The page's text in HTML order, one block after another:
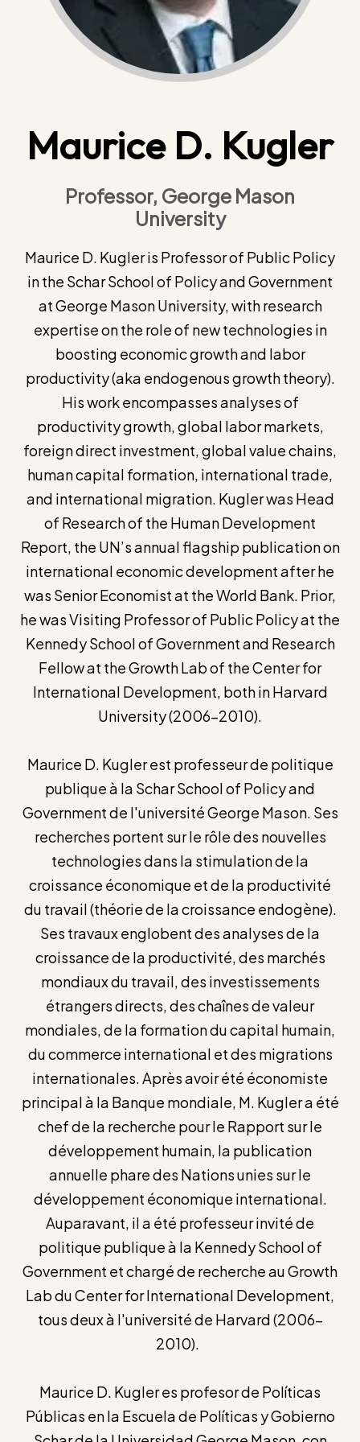
Maurice D. Kugler
Professor, George Mason
University
Maurice D. Kugler is Professor of Public Policy
in the Schar School of Policy and Government
at George Mason University, with research
expertise on the role of new technologies in
boosting economic growth and labor
productivity (aka endogenous growth theory).
His work encompasses analyses of
productivity growth, global labor markets,
foreign direct investment, global value chains,
human capital formation, international trade,
and international migration. Kugler was Head
of Research of the Human Development
Report, the UN’s annual flagship publication on
international economic development after he
was Senior Economist at the World Bank. Prior,
he was Visiting Professor of Public Policy at the
Kennedy School of Government and Research
Fellow at the Growth Lab of the Center for
International Development, both in Harvard
University (2006-2010).
Maurice D. Kugler est professeur de politique
publique à la Schar School of Policy and
Government de l'université George Mason. Ses
recherches portent sur le rôle des nouvelles
technologies dans la stimulation de la
croissance économique et de la productivité
du travail (théorie de la croissance endogène).
Ses travaux englobent des analyses de la
croissance de la productivité, des marchés
mondiaux du travail, des investissements
étrangers directs, des chaînes de valeur
mondiales, de la formation du capital humain,
du commerce international et des migrations
internationales. Après avoir été économiste
principal à la Banque mondiale, M. Kugler a été
chef de la recherche pour le Rapport sur le
développement humain, la publication
annuelle phare des Nations unies sur le
développement économique international.
Auparavant, il a été professeur invité de
politique publique à la Kennedy School of
Government et chargé de recherche au Growth
Lab du Center for International Development,
tous deux à l'université de Harvard (2006-
2010).
Maurice D. Kugler es profesor de Políticas
Públicas en la Escuela de Políticas y Gobierno